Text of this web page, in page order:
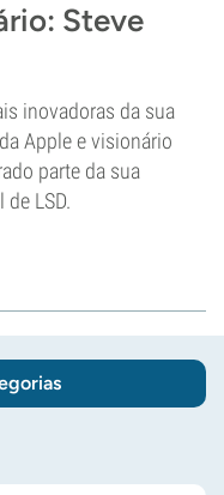
Steve
inovadoras da sua
Apple e visionário
parte da sua
LSD.